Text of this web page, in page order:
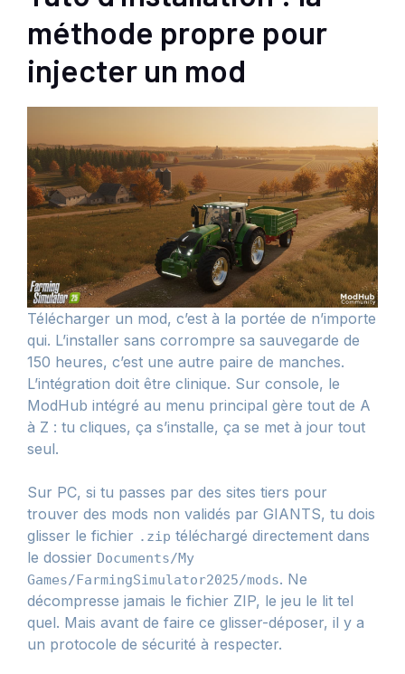
méthode propre pour
injecter un mod
Télécharger un mod, c’est à la portée de n’importe
qui. L’installer sans corrompre sa sauvegarde de
150 heures, c’est une autre paire de manches.
L’intégration doit être clinique. Sur console, le
ModHub intégré au menu principal gère tout de A
à Z : tu cliques, ça s’installe, ça se met à jour tout
seul.
Sur PC, si tu passes par des sites tiers pour
trouver des mods non validés par GIANTS, tu dois
glisser le fichier .zip téléchargé directement dans
le dossier Documents/My
Games/FarmingSimulator2025/mods. Ne
décompresse jamais le fichier ZIP, le jeu le lit tel
quel. Mais avant de faire ce glisser-déposer, il y a
un protocole de sécurité à respecter.